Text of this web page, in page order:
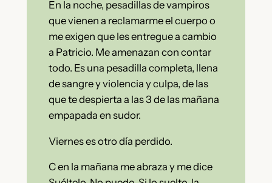
En la noche, pesadillas de vampiros
que vienen a reclamarme el cuerpo o
me exigen que les entregue a cambio
a Patricio. Me amenazan con contar
todo. Es una pesadilla completa, llena
de sangre y violencia y culpa, de las
que te despierta a las 3 de las mañana
empapada en sudor.
Viernes es otro día perdido.
C en la mañana me abraza y me dice